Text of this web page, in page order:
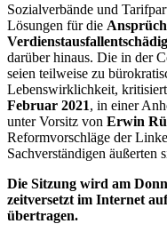
Sozialverbände und
Lösungen für die
darüber hinaus. Die in der
seien teilweise zu
Lebenswirklichkeit,
Februar 2021, in einer
unter Vorsitz von Erwin
Reformvorschläge der
Sachverständigen äußerten
Die Sitzung wird am
zeitversetzt im Internet
übertragen.